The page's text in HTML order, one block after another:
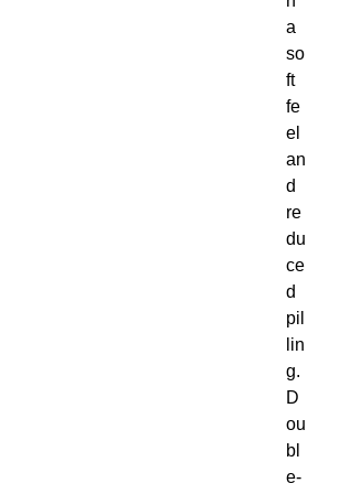
a
so
ft
fe
el
an
d
re
du
ce
d
pil
lin
g.
D
ou
bl
e-